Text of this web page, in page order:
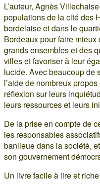
L’auteur, Agnès
populations de la cité des
bordelaise et dans le
Bordeaux pour faire
grands ensembles et des
villes et favoriser à leur
lucide. Avec beaucoup de
l’aide de nombreux
réflexion sur leurs
leurs ressources et leurs
De la prise en compte de
les responsables
banlieue dans la société,
son gouvernement
Un livre facile à lire et